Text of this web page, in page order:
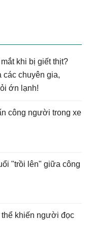
khi bị giết thịt?
các chuyên gia,
ớn lạnh!
công người trong xe
"trồi lên" giữa công
thể khiến người đọc